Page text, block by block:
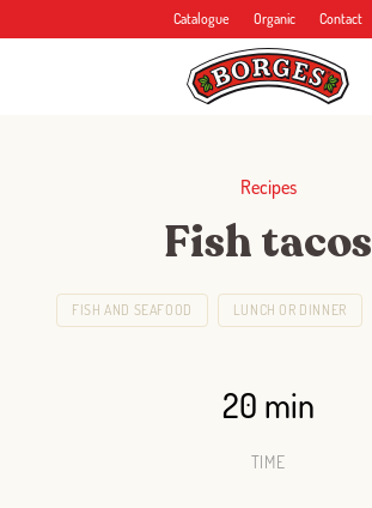
Catalogue Organic Contact
Recipes
Fish tacos
FISH AND SEAFOOD LUNCH OR DINNER
20 min
TIME